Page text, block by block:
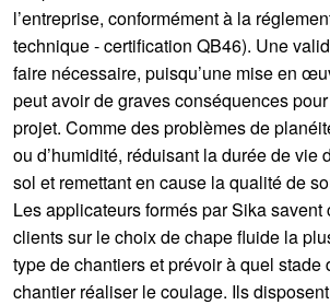
l’entreprise, conformément à la
technique - certification QB46). Une
faire nécessaire, puisqu’une mise en
peut avoir de graves conséquences
projet. Comme des problèmes de
ou d’humidité, réduisant la durée de vie
sol et remettant en cause la qualité de
Les applicateurs formés par Sika
clients sur le choix de chape fluide la
type de chantiers et prévoir à quel stade
chantier réaliser le coulage. Ils